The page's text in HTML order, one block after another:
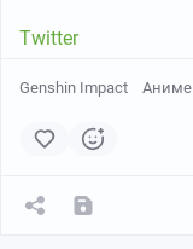
Twitter
Genshin Impact Аниме